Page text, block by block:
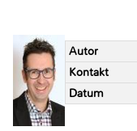
Autor
Kontakt
Datum